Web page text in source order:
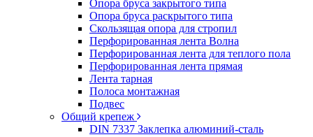
Опора бруса закрытого типа
Опора бруса раскрытого типа
Скользящая опора для стропил
Перфорированная лента Волна
Перфорированная лента для теплого пола
Перфорированная лента прямая
Лента тарная
Полоса монтажная
Подвес
Общий крепеж
DIN 7337 Заклепка алюминий-сталь